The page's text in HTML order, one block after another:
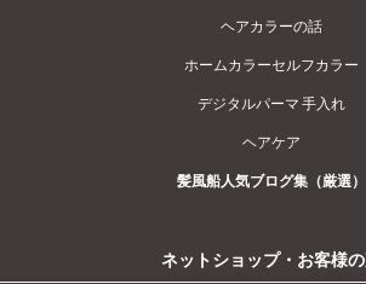
ヘアカラーの話
ホームカラーセルフカラー
デジタルパーマ 手入れ
ヘアケア
髪風船人気ブログ集（厳選）
ネットショップ・お客様